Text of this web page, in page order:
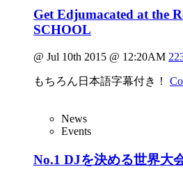
Get Edjumacated at the
SCHOOL
@ Jul 10th 2015 @ 12:20AM
もちろん日本語字幕付き！
News
Events
No.1 DJを決める世界大